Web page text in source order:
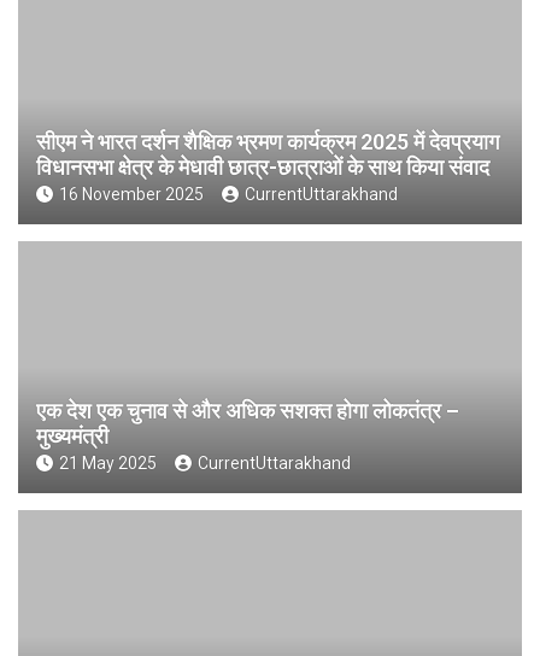
सीएम ने भारत दर्शन शैक्षिक भ्रमण कार्यक्रम 2025 में देवप्रयाग
विधानसभा क्षेत्र के मेधावी छात्र-छात्राओं के साथ किया संवाद
16 November 2025 CurrentUttarakhand
एक देश एक चुनाव से और अधिक सशक्त होगा लोकतंत्र –
मुख्यमंत्री
21 May 2025 CurrentUttarakhand